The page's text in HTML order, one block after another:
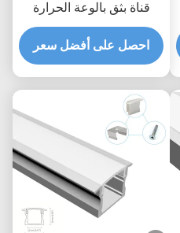
قناة بثق بالوعة الحرارة
احصل على أفضل سعر